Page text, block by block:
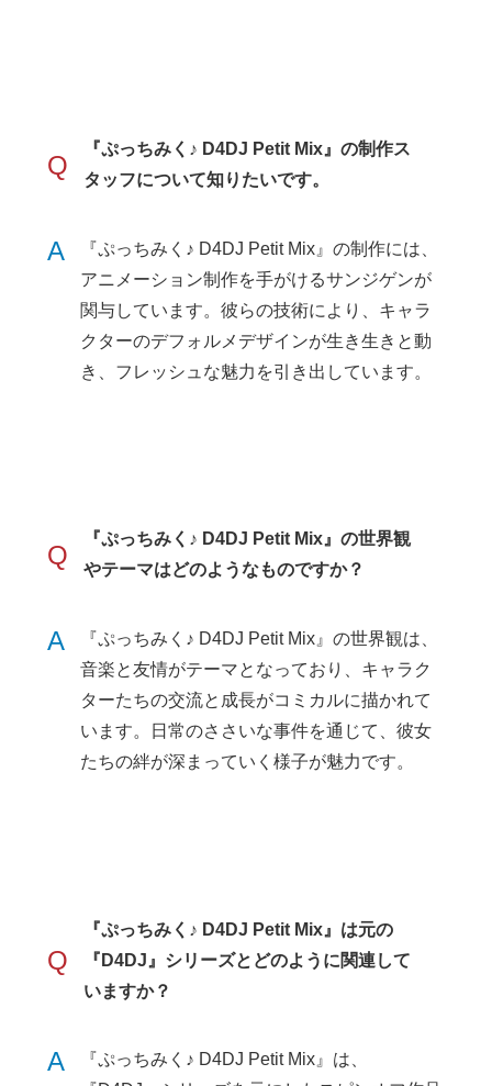
Q
『ぷっちみく♪ D4DJ Petit Mix』の制作ス
タッフについて知りたいです。
A
『ぷっちみく♪ D4DJ Petit Mix』の制作には、
アニメーション制作を手がけるサンジゲンが
関与しています。彼らの技術により、キャラ
クターのデフォルメデザインが生き生きと動
き、フレッシュな魅力を引き出しています。
Q
『ぷっちみく♪ D4DJ Petit Mix』の世界観
やテーマはどのようなものですか？
A
『ぷっちみく♪ D4DJ Petit Mix』の世界観は、
音楽と友情がテーマとなっており、キャラク
ターたちの交流と成長がコミカルに描かれて
います。日常のささいな事件を通じて、彼女
たちの絆が深まっていく様子が魅力です。
Q
『ぷっちみく♪ D4DJ Petit Mix』は元の
『D4DJ』シリーズとどのように関連して
いますか？
A
『ぷっちみく♪ D4DJ Petit Mix』は、